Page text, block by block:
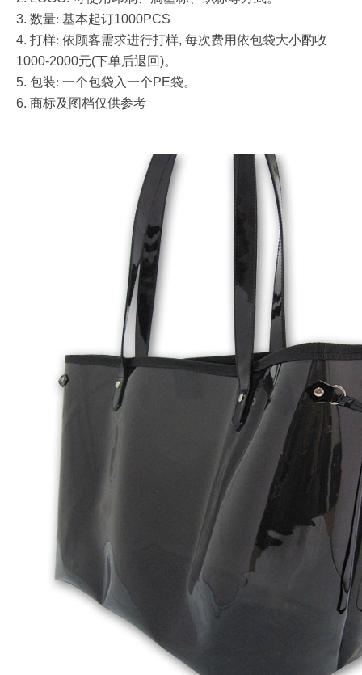
3. 数量: 基本起订1000PCS
4. 打样: 依顾客需求进行打样, 每次费用依包袋大小酌收
1000-2000元(下单后退回)。
5. 包装: 一个包袋入一个PE袋。
6. 商标及图档仅供参考